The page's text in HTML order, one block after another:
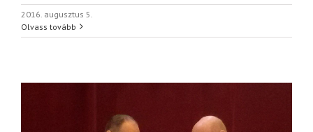
2016. augusztus 5.
Olvass tovább